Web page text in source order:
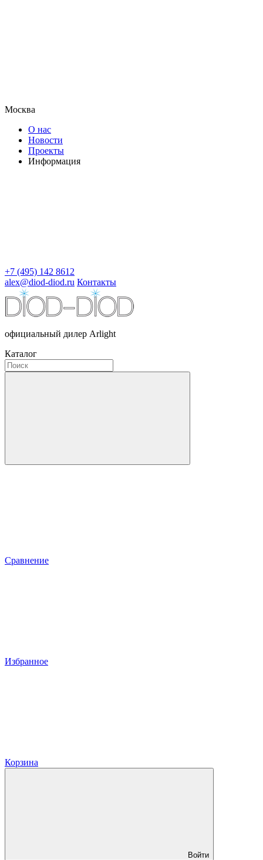
Москва
О нас
Новости
Проекты
Информация
+7 (495) 142 8612
alex@diod-diod.ru Контакты
официальный дилер Arlight
Каталог
Сравнение
Избранное
Корзина
Войти